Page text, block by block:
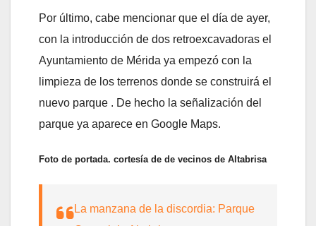
Por último, cabe mencionar que el día de ayer,
con la introducción de dos retroexcavadoras el
Ayuntamiento de Mérida ya empezó con la
limpieza de los terrenos donde se construirá el
nuevo parque . De hecho la señalización del
parque ya aparece en Google Maps.
Foto de portada. cortesía de de vecinos de Altabrisa
La manzana de la discordia: Parque